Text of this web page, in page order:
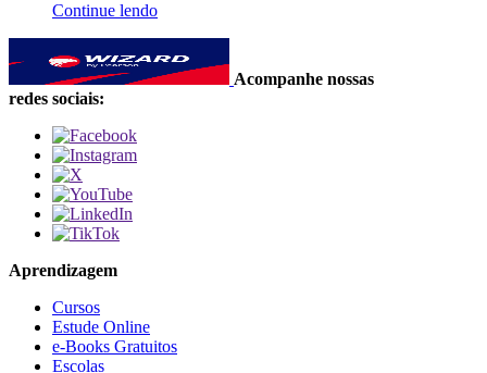
Continue lendo
Acompanhe nossas
redes sociais:
Aprendizagem
Cursos
Estude Online
e-Books Gratuitos
Escolas